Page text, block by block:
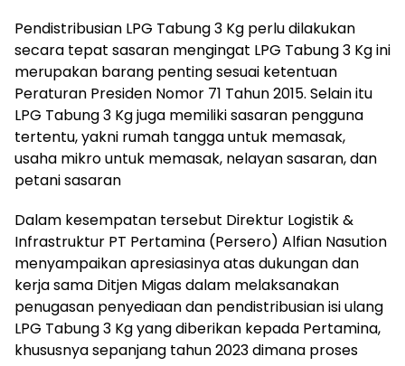
Pendistribusian LPG Tabung 3 Kg perlu dilakukan
secara tepat sasaran mengingat LPG Tabung 3 Kg ini
merupakan barang penting sesuai ketentuan
Peraturan Presiden Nomor 71 Tahun 2015. Selain itu
LPG Tabung 3 Kg juga memiliki sasaran pengguna
tertentu, yakni rumah tangga untuk memasak,
usaha mikro untuk memasak, nelayan sasaran, dan
petani sasaran
Dalam kesempatan tersebut Direktur Logistik &
Infrastruktur PT Pertamina (Persero) Alfian Nasution
menyampaikan apresiasinya atas dukungan dan
kerja sama Ditjen Migas dalam melaksanakan
penugasan penyediaan dan pendistribusian isi ulang
LPG Tabung 3 Kg yang diberikan kepada Pertamina,
khususnya sepanjang tahun 2023 dimana proses